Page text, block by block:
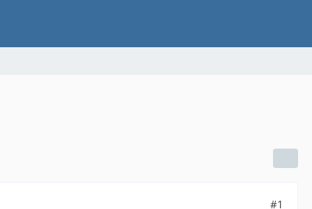
#1